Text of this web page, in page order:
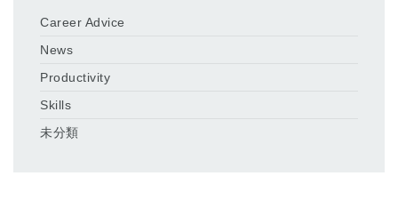
Career Advice
News
Productivity
Skills
未分類